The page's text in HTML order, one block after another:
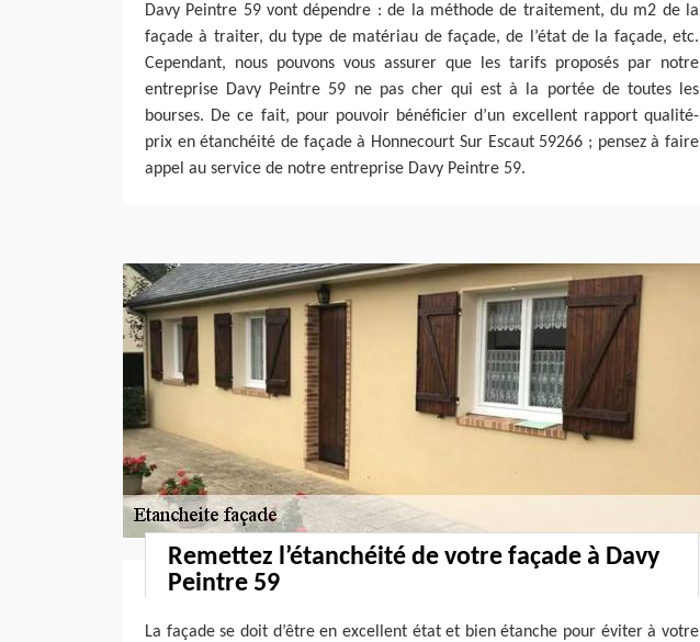
Davy Peintre 59 vont dépendre : de la méthode de traitement, du m2 de la
façade à traiter, du type de matériau de façade, de l’état de la façade, etc.
Cependant, nous pouvons vous assurer que les tarifs proposés par notre
entreprise Davy Peintre 59 ne pas cher qui est à la portée de toutes les
bourses. De ce fait, pour pouvoir bénéficier d’un excellent rapport qualité-
prix en étanchéité de façade à Honnecourt Sur Escaut 59266 ; pensez à faire
appel au service de notre entreprise Davy Peintre 59.
Remettez l’étanchéité de votre façade à Davy
Peintre 59
La façade se doit d’être en excellent état et bien étanche pour éviter à votre